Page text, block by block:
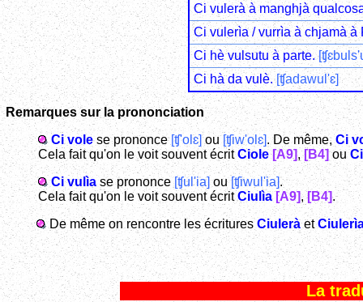
Ci vulerà à manghjà
Ci vulerìa / vurrìa à chjamà à
Ci hè vulsutu à parte.
Ci hà da vulè.[ʧadawul'ɛ]
Remarques sur la prononciation
Ci vole se prononce[ʧ'olɛ]ou [ʧiw'olɛ]. De même, Ci
Cela fait qu'on le voit souvent écritCiole [A9],[B4]ou
Ci vulìase prononce [ʧul'ia] ou [ʧiwul'ia].
Cela fait qu'on le voit souvent écritCiulìa [A9],[B4].
De même on rencontre les écrituresCiuleràet
La